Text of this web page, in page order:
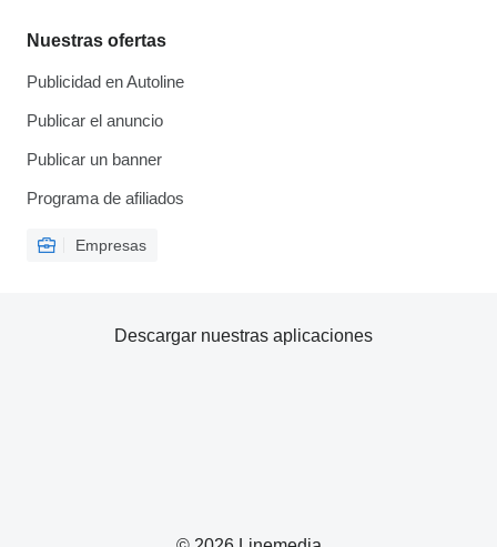
Nuestras ofertas
Publicidad en Autoline
Publicar el anuncio
Publicar un banner
Programa de afiliados
Empresas
Descargar nuestras aplicaciones